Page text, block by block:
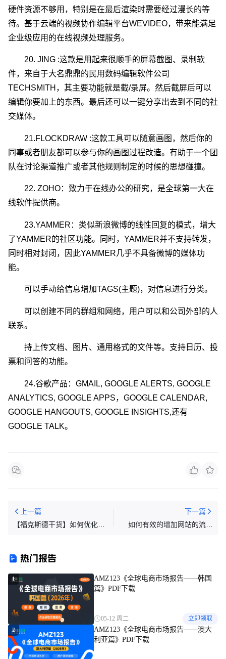
硬件资源不够用，特别是在最后渲染时需要经过漫长的等
待。基于云端的视频协作编辑平台WEVIDEO，带来能满足
企业级应用的在线视频处理服务。
20. JING :这款是用起来很顺手的屏幕截图、录制软
件，来自于大名鼎鼎的民用数码编辑软件公司
TECHSMITH，其主要功能就是截/录屏。然后截屏后可以
编辑你要加上的东西。最后还可以一键分享出去到不同的社
交媒体。
21.FLOCKDRAW :这款工具可以随意画图，然后你的
同事或者朋友都可以参与你的画图过程改造。有助于一个团
队在讨论渠道推广或者其他规则制定的时候的思想碰撞。
22. ZOHO：致力于在线办公的研究，是全球第一大在
线软件提供商。
23.YAMMER：类似新浪微博的线性回复的模式，增大
了YAMMER的社区功能。同时，YAMMER并不支持转发，
同时相对封闭，因此YAMMER几乎不具备微博的媒体功
能。
可以手动给信息增加TAGS(主题)，对信息进行分类。
可以创建不同的群组和网络，用户可以和公司外部的人
联系。
持上传文档、图片、通用格式的文件等。支持日历、投
票和问答的功能。
24.谷歌产品：GMAIL, GOOGLE ALERTS, GOOGLE
ANALYTICS, GOOGLE APPS，GOOGLE CALENDAR,
GOOGLE HANGOUTS, GOOGLE INSIGHTS,还有
GOOGLE TALK。
上一篇
【福克斯德干货】如何优化
下一篇
如何有效的增加网站的流量
热门报告
1
AMZ123《全球电商市场报告——韩国
篇》PDF下载
05-12 周二 立即领取
2
AMZ123《全球电商市场报告——澳大
利亚篇》PDF下载